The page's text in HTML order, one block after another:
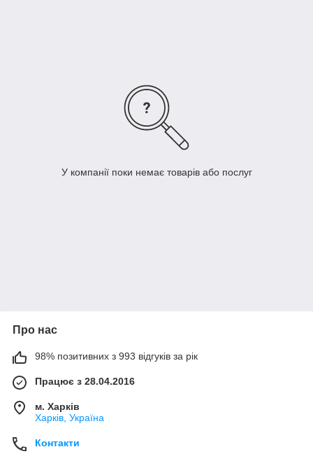
У компанії поки немає товарів або послуг
Про нас
98% позитивних з 993 відгуків за рік
Працює з 28.04.2016
м. Харків
Харків, Україна
Контакти